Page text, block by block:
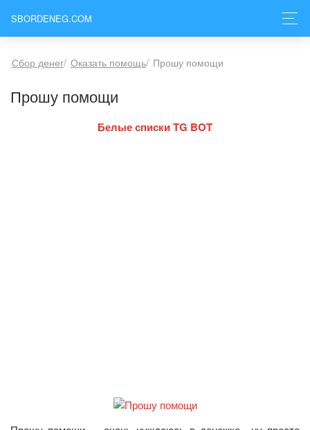
SBORDENEG.COM
Сбор денег/ Оказать помощь/ Прошу помощи
Прошу помощи
Белые списки TG BOT